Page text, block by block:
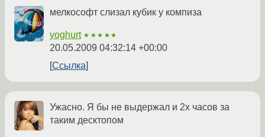
мелкософт слизал кубик у компиза
yoghurt ★★★★★
20.05.2009 04:32:14 +00:00
Ссылка
Ужасно. Я бы не выдержал и 2х часов за
таким десктопом